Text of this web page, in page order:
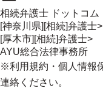
相続弁護士 ドットコム
[神奈川県][相続]弁護士>
[厚木市][相続]弁護士>
AYU総合法律事務所
※利用規約 ・ 個人情報
連絡ください。